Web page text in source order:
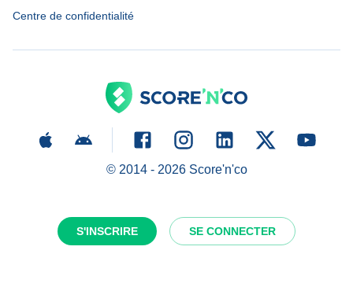
S'INSCRIRE SE CONNECTER
Centre de confidentialité
© 2014 - 2026Score'n'co